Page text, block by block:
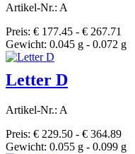
Artikel-Nr.: A
Preis: € 177.45 - € 267.71
Gewicht: 0.045 g - 0.072 g
Letter D
Artikel-Nr.: A
Preis: € 229.50 - € 364.89
Gewicht: 0.055 g - 0.099 g